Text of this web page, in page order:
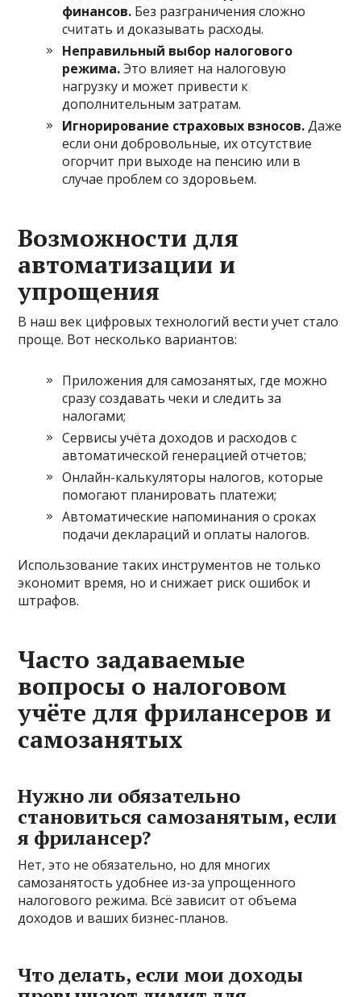
финансов. Без разграничения сложно
считать и доказывать расходы.
Неправильный выбор налогового
режима.Это влияет на налоговую
нагрузку и может привести к
дополнительным затратам.
Игнорирование страховых взносов.Даже
если они добровольные, их отсутствие
огорчит при выходе на пенсию или в
случае проблем со здоровьем.
Возможности для
автоматизации и
упрощения
В наш век цифровых технологий вести учет стало
проще. Вот несколько вариантов:
Приложения для самозанятых, где можно
сразу создавать чеки и следить за
налогами;
Сервисы учёта доходов и расходов с
автоматической генерацией отчетов;
Онлайн-калькуляторы налогов, которые
помогают планировать платежи;
Автоматические напоминания о сроках
подачи деклараций и оплаты налогов.
Использование таких инструментов не только
экономит время, но и снижает риск ошибок и
штрафов.
Часто задаваемые
вопросы о налоговом
учёте для фрилансеров и
самозанятых
Нужно ли обязательно
становиться самозанятым, если
я фрилансер?
Нет, это не обязательно, но для многих
самозанятость удобнее из-за упрощенного
налогового режима. Всё зависит от объема
доходов и ваших бизнес-планов.
Что делать, если мои доходы